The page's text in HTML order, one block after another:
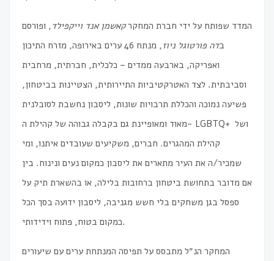
המדד שפותח על ידי חברת המחקרקאשמן אנד וייקפילד, ופורסם
בדה פורטוגל ניוז
, מנתח 46 ערים באירופה, מזרח התיכון
ואפריקה, בארבעה ממדים – כלכלית, חברתית, מרחבית
וסביבתית. לצד האטרקטיביות התיירותית, הצטיינות בביטחון,
פשיעה נמוכה והכללת תרבויות שונות, ליסבון נחשבת לסובלנית
מאוד ומאופיינת גם בקבלה גבוהה של קהילת ה- LGBTQ+ ושל
קהילת המהגרים. חברים, משקיעים שעובדים איתנו, ומי
שמכיר/ה את העיר מתארים את ליסבון כמקום נעים ונינוח. בין
אם מדובר בתחושת ביטחון ברחובות בלילה, או בהשארת תיק על
ספסל בגן משחקים בלי חשש מגניבה, ליסבון ידועה בסך הכל
כמקום בטוח, פתוח וידידותי.
המחקר הנ״ל מתבסס על תפיסה המנתחת ערים עם שיעורים